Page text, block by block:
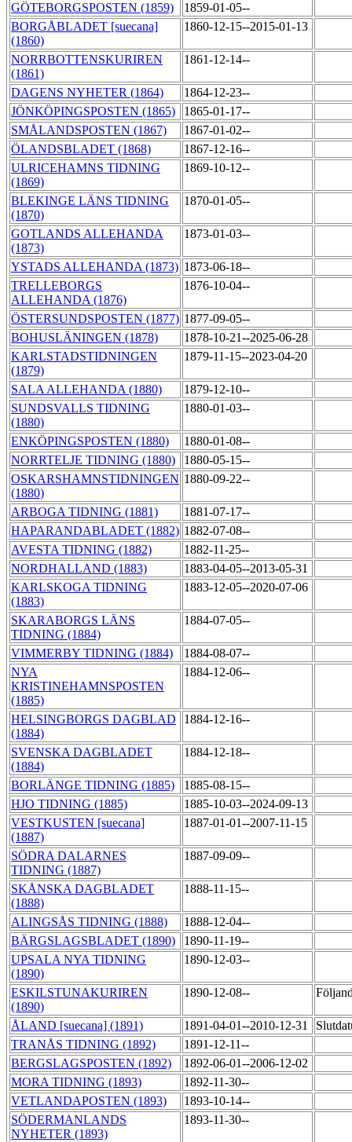
GÖTEBORGSPOSTEN (1859)
1859-01-05--
BORGÅBLADET [suecana]
(1860)
1860-12-15--2015-01-13
NORRBOTTENSKURIREN
(1861)
1861-12-14--
DAGENS NYHETER (1864)
1864-12-23--
JÖNKÖPINGSPOSTEN (1865)
1865-01-17--
SMÅLANDSPOSTEN (1867)
1867-01-02--
ÖLANDSBLADET (1868)
1867-12-16--
ULRICEHAMNS TIDNING
(1869)
1869-10-12--
BLEKINGE LÄNS TIDNING
(1870)
1870-01-05--
GOTLANDS ALLEHANDA
(1873)
1873-01-03--
YSTADS ALLEHANDA (1873) 1873-06-18--
TRELLEBORGS
ALLEHANDA (1876)
1876-10-04--
ÖSTERSUNDSPOSTEN (1877) 1877-09-05--
BOHUSLÄNINGEN (1878)
1878-10-21--2025-06-28
KARLSTADSTIDNINGEN
(1879)
1879-11-15--2023-04-20
SALA ALLEHANDA (1880)
1879-12-10--
SUNDSVALLS TIDNING
(1880)
1880-01-03--
ENKÖPINGSPOSTEN (1880)
1880-01-08--
NORRTELJE TIDNING (1880)
1880-05-15--
OSKARSHAMNSTIDNINGEN
(1880)
1880-09-22--
ARBOGA TIDNING (1881)
1881-07-17--
HAPARANDABLADET (1882) 1882-07-08--
AVESTA TIDNING (1882)
1882-11-25--
NORDHALLAND (1883)
1883-04-05--2013-05-31
KARLSKOGA TIDNING
(1883)
1883-12-05--2020-07-06
SKARABORGS LÄNS
TIDNING (1884)
1884-07-05--
VIMMERBY TIDNING (1884)
1884-08-07--
NYA
KRISTINEHAMNSPOSTEN
(1885)
1884-12-06--
HELSINGBORGS DAGBLAD
(1884)
1884-12-16--
SVENSKA DAGBLADET
(1884)
1884-12-18--
BORLÄNGE TIDNING (1885)
1885-08-15--
HJO TIDNING (1885)
1885-10-03--2024-09-13
VESTKUSTEN [suecana]
(1887)
1887-01-01--2007-11-15
SÖDRA DALARNES
TIDNING (1887)
1887-09-09--
SKÅNSKA DAGBLADET
(1888)
1888-11-15--
ALINGSÅS TIDNING (1888)
1888-12-04--
BÄRGSLAGSBLADET (1890)
1890-11-19--
UPSALA NYA TIDNING
(1890)
1890-12-03--
ESKILSTUNAKURIREN
(1890)
1890-12-08--
ÅLAND [suecana] (1891) 1891-04-01--2010-12-31
TRANÅS TIDNING (1892)
1891-12-11--
BERGSLAGSPOSTEN (1892)
1892-06-01--2006-12-02
MORA TIDNING (1893)
1892-11-30--
VETLANDAPOSTEN (1893)
1893-10-14--
SÖDERMANLANDS
NYHETER (1893)
1893-11-30--